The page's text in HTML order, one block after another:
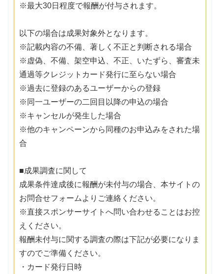
※最大30日程度で報酬が付与されます。
以下の場合は成果対象外となります。
※記載内容の不備、著しく不正と判断される場合
※虚偽、不備、架空申込、不正、いたずら、審査未
通過等クレジットカード発行に至らない場合
※過去に登録のあるユーザーからの登録
※同一ユーザーの二回目以降の申込の場合
※キャンセルが発生した場合
※他のキャンペーンから同種のお申込みをされた場
合
■成果調査に関して
成果条件達成後に報酬が未付与の場合、本サイトの
お問合せフォームよりご連絡ください。
※直接スポンサーサイトへ問い合わせることはお控
えください。
報酬未付与に関する調査の際は下記が必要になりま
すのでご準備ください。
・カード発行日時